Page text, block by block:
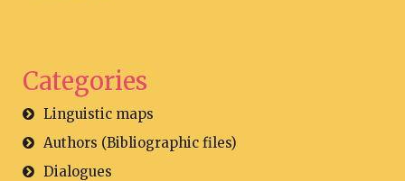
Categories
Linguistic maps
Authors (Bibliographic files)
Dialogues